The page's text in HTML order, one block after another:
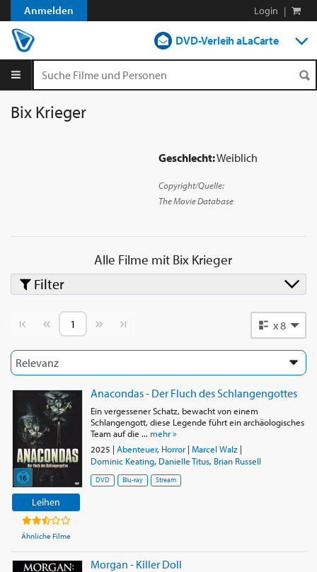
Anmelden Login |
DVD-Verleih aLaCarte
Geschlecht:Weiblich
Copyright/Quelle:
The Movie Database
Bix Krieger
Alle Filme mitBix Krieger
Vorherige SeiteNächste Seite x 8
Leihen
Ähnliche Filme
Anacondas - Der Fluch des Schlangengottes
Ein vergessener Schatz, bewacht von einem
Schlangengott, diese Legende führt ein archäologisches
Team auf die ... mehr »
2025 | Abenteuer, Horror| Marcel Walz|
Dominic Keating, Danielle Titus, Brian Russell
DVD Blu-ray Stream
Morgan - Killer Doll
Filter